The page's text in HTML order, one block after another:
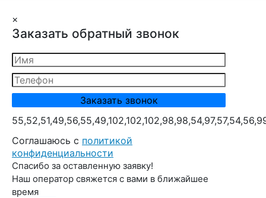
×
Заказать обратный звонок
Cоглашаюсь с политикой
конфиденциальности
Спасибо за оставленную заявку!
Наш оператор свяжется с вами в ближайшее
время